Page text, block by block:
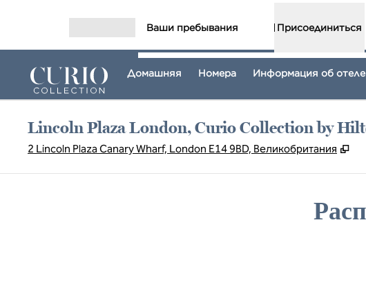
Ваши пребывания Присоединиться
Домашняя Номера Информация об отеле
Lincoln Plaza London, Curio Collection by
2 Lincoln Plaza Canary Wharf, London E14 9BD, Великобритания ,